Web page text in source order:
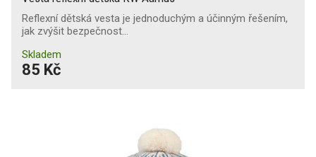
Reflexní dětská vesta je jednoduchým a účinným řešením,
jak zvýšit bezpečnost…
Skladem
85 Kč